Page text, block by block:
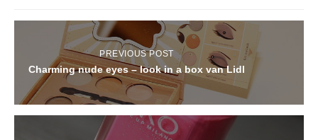
PREVIOUS POST
Charming nude eyes – look in a box van Lidl